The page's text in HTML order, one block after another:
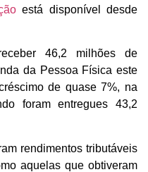
está disponível desde
46,2 milhões de
da Pessoa Física este
de quase 7%, na
foram entregues 43,2
rendimentos tributáveis
aquelas que obtiveram